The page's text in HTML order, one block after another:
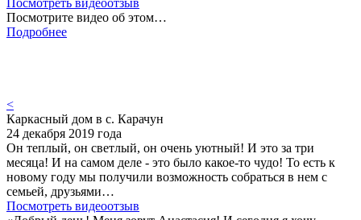
Посмотрите видео об этом…
Подробнее
<
Каркасный дом в с. Карачун
24 декабря 2019 года
Он теплый, он светлый, он очень уютный! И это за три
месяца! И на самом деле - это было какое-то чудо! То есть к
новому году мы получили возможность собраться в нем с
семьей, друзьями…
Посмотреть видеоотзыв